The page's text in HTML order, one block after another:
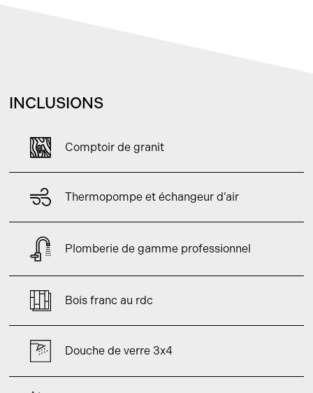
INCLUSIONS
Comptoir de granit
Thermopompe et échangeur d’air
Plomberie de gamme professionnel
Bois franc au rdc
Douche de verre 3x4